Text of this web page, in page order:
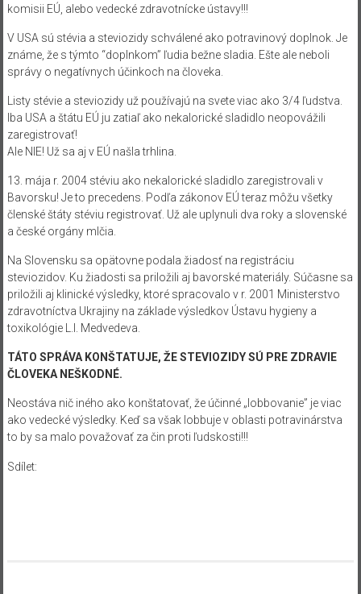
komisii EÚ, alebo vedecké zdravotnícke ústavy!!!
V USA sú stévia a steviozidy schválené ako potravinový doplnok. Je
známe, že s týmto “doplnkom” ľudia bežne sladia. Ešte ale neboli
správy o negatívnych účinkoch na človeka.
Listy stévie a steviozidy už používajú na svete viac ako 3/4 ľudstva.
Iba USA a štátu EÚ ju zatiaľ ako nekalorické sladidlo neopovážili
zaregistrovať!
Ale NIE! Už sa aj v EÚ našla trhlina.
13. mája r. 2004 stéviu ako nekalorické sladidlo zaregistrovali v
Bavorsku! Je to precedens. Podľa zákonov EÚ teraz môžu všetky
členské štáty stéviu registrovať. Už ale uplynuli dva roky a slovenské
a české orgány mlčia.
Na Slovensku sa opätovne podala žiadosť na registráciu
steviozidov. Ku žiadosti sa priložili aj bavorské materiály. Súčasne sa
priložili aj klinické výsledky, ktoré spracovalo v r. 2001 Ministerstvo
zdravotníctva Ukrajiny na základe výsledkov Ústavu hygieny a
toxikológie L.I. Medvedeva.
TÁTO SPRÁVA KONŠTATUJE, ŽE STEVIOZIDY SÚ PRE ZDRAVIE
ČLOVEKA NEŠKODNÉ.
Neostáva nič iného ako konštatovať, že účinné „lobbovanie” je viac
ako vedecké výsledky. Keď sa však lobbuje v oblasti potravinárstva
to by sa malo považovať za čin proti ľudskosti!!!
Sdílet: